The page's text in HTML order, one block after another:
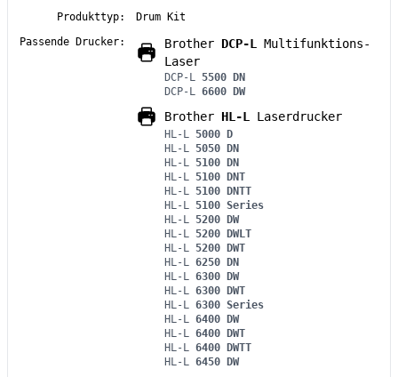
Produkttyp:
Drum Kit
Passende Drucker:
Brother DCP-L Multifunktions-
Laser
DCP-L 5500 DN
DCP-L 6600 DW
Brother HL-L Laserdrucker
HL-L 5000 D
HL-L 5050 DN
HL-L 5100 DN
HL-L 5100 DNT
HL-L 5100 DNTT
HL-L 5100 Series
HL-L 5200 DW
HL-L 5200 DWLT
HL-L 5200 DWT
HL-L 6250 DN
HL-L 6300 DW
HL-L 6300 DWT
HL-L 6300 Series
HL-L 6400 DW
HL-L 6400 DWT
HL-L 6400 DWTT
HL-L 6450 DW